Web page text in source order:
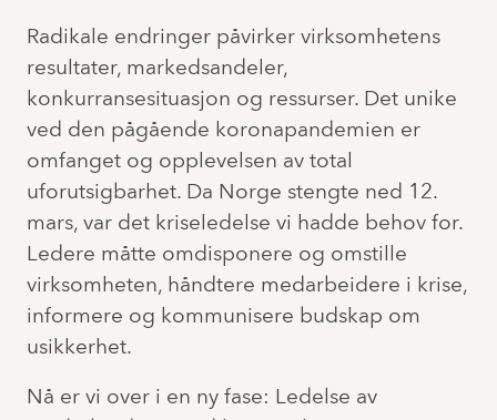
Radikale endringer påvirker virksomhetens
resultater, markedsandeler,
konkurransesituasjon og ressurser. Det unike
ved den pågående koronapandemien er
omfanget og opplevelsen av total
uforutsigbarhet. Da Norge stengte ned 12.
mars, var det kriseledelse vi hadde behov for.
Ledere måtte omdisponere og omstille
virksomheten, håndtere medarbeidere i krise,
informere og kommunisere budskap om
usikkerhet.
Nå er vi over i en ny fase: Ledelse av